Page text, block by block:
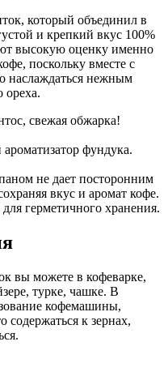
который объединил в
и крепкий вкус 100%
высокую оценку именно
поскольку вместе с
наслаждаться нежным
ореха.
свежая обжарка!
фундука.
не дает посторонним
вкус и аромат кофе.
герметичного хранения.
вы можете в кофеварке,
турке, чашке. В
кофемашины,
содержаться к зернах,